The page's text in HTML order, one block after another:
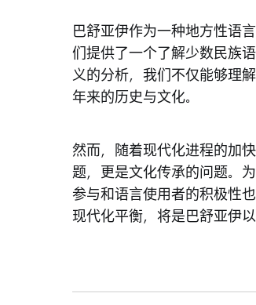
巴舒亚伊作为一种地方性语
们提供了一个了解少数民族
义的分析，我们不仅能够理
年来的历史与文化。
然而，随着现代化进程的加
题，更是文化传承的问题。
参与和语言使用者的积极性
现代化平衡，将是巴舒亚伊